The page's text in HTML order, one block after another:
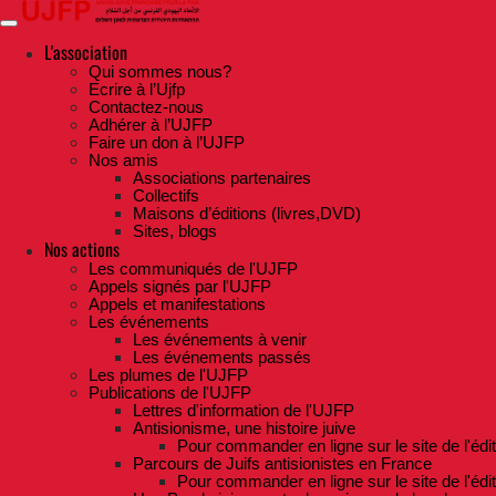
Skip
to
contentL'association
Qui sommes nous?
Ecrire à l’Ujfp
Contactez-nous
Adhérer à l’UJFP
Faire un don à l’UJFP
Nos amis
Associations partenaires
Collectifs
Maisons d’éditions (livres,DVD)
Sites, blogs
Nos actions
Les communiqués de l'UJFP
Appels signés par l'UJFP
Appels et manifestations
Les événements
Les événements à venir
Les événements passés
Les plumes de l'UJFP
Publications de l'UJFP
Lettres d'information de l'UJFP
Antisionisme, une histoire juive
Pour commander en ligne sur le site de
Parcours de Juifs antisionistes en France
Pour commander en ligne sur le site de